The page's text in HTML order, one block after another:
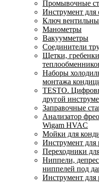
Промывочные
Инструмент для
Ключ
Манометры
Вакуумметры
Соединители
Щетки,
Наборы
монтажа
TESTO.
другой
Заправочные
Анализатор
Wigam HVAC
Мойки для
Инструмент для
Переходники
Ниппели,
ниппелей под
Инструмент для